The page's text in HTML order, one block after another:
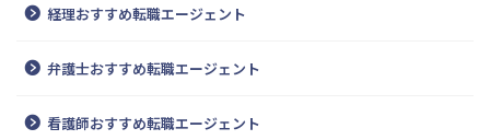
経理おすすめ転職エージェント
弁護士おすすめ転職エージェント
看護師おすすめ転職エージェント